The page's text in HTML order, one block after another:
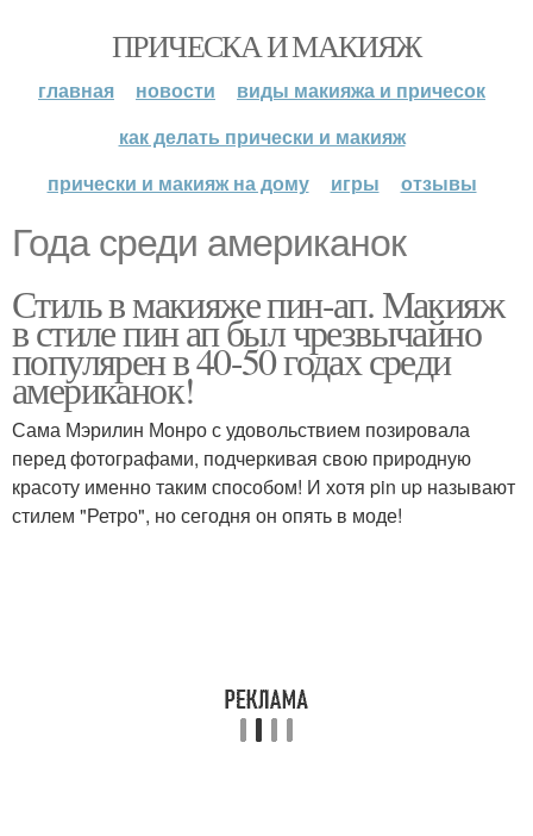
ПРИЧЕСКА И МАКИЯЖ
главная новости
виды макияжа и причесок
как делать прически и макияж
прически и макияж на дому
игры отзывы
Года среди американок
Стиль в макияже пин-ап. Макияж
в стиле пин ап был чрезвычайно
популярен в 40-50 годах среди
американок!
Сама Мэрилин Монро с удовольствием позировала
перед фотографами, подчеркивая свою природную
красоту именно таким способом! И хотя pin up называют
стилем "Ретро", но сегодня он опять в моде!